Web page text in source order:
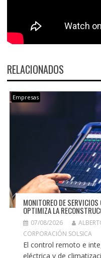
RELACIONADOS
Empresas
MONITOREO DE
OPTIMIZA LA
07/08/2026
CORPORACIÓN SOLSICA
El control remoto e
eléctrica y de